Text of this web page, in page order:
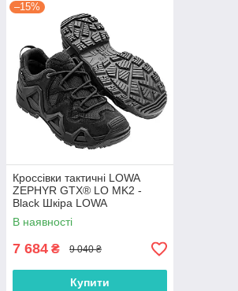
–15%
Кроссівки тактичні LOWA
ZEPHYR GTX® LO MK2 -
Black Шкіра LOWA
Всесезонний
В наявності
7 684 ₴ 9 040 ₴
Купити